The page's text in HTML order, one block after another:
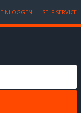
EINLOGGEN SELF SERVICE